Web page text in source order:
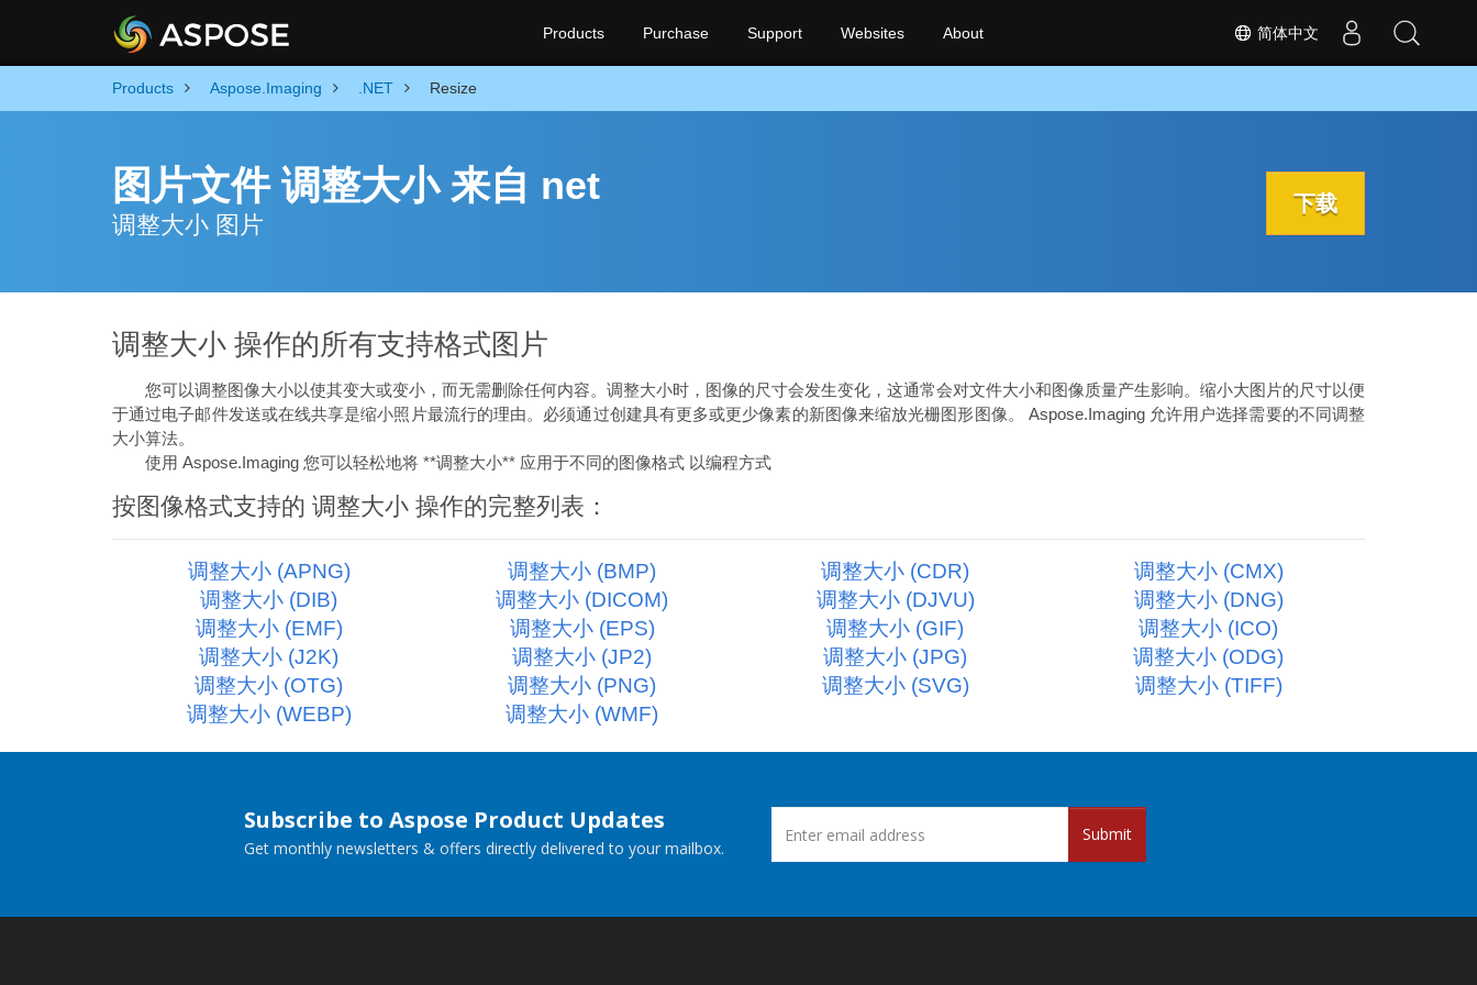
简体中文
Products Purchase Support Websites About
Products Aspose.Imaging .NET Resize
图片文件 调整大小 来自 net
调整大小 图片
下载
调整大小 操作的所有支持格式图片
您可以调整图像大小以使其变大或变小，而无需删除任何内容。调整大小时，图像的尺寸会发生变化，这通常会对文件大小和图像质量产生影响。缩小大图片的尺寸以便
于通过电子邮件发送或在线共享是缩小照片最流行的理由。必须通过创建具有更多或更少像素的新图像来缩放光栅图形图像。 Aspose.Imaging 允许用户选择需要的不同调整
大小算法。
使用 Aspose.Imaging 您可以轻松地将 **调整大小** 应用于不同的图像格式 以编程方式
按图像格式支持的 调整大小 操作的完整列表：
调整大小 (APNG) 调整大小 (BMP) 调整大小 (CDR)
调整大小 (CMX)
调整大小 (DIB)
调整大小 (DICOM) 调整大小 (DJVU)
调整大小 (DNG)
调整大小 (EMF)
调整大小 (EPS) 调整大小 (GIF)
调整大小 (ICO)
调整大小 (J2K)
调整大小 (JP2) 调整大小 (JPG)
调整大小 (ODG)
调整大小 (OTG)
调整大小 (PNG) 调整大小 (SVG)
调整大小 (TIFF)
调整大小 (WEBP)
调整大小 (WMF)
Subscribe to Aspose Product Updates
Get monthly newsletters & offers directly delivered to your mailbox.
Submit